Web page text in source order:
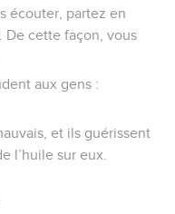
écouter, partez en
De cette façon, vous
aux gens :
et ils guérissent
l’huile sur eux.